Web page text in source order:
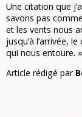
Une citation que
savons pas
et les vents nous
jusqu’à l’arrivée,
qui nous entoure. »
Article rédigé par